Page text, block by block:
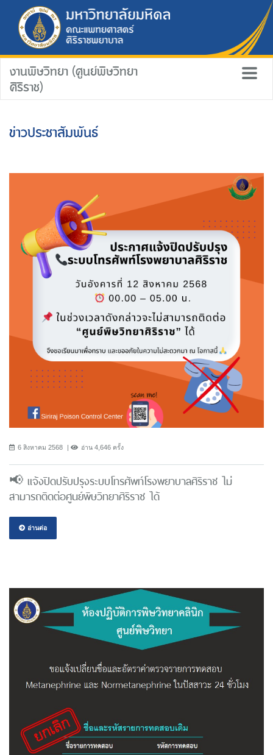
งานพิษวิทยา (ศูนย์พิษวิทยา
ศิริราช)
ข่าวประชาสัมพันธ์
6 สิงหาคม 2568 อ่าน 4,646 ครั้ง
📢 แจ้งปิดปรับปรุงระบบโทรศัพท์โรงพยาบาลศิริราช ไม่
สามารถติดต่อศูนย์พิษวิทยาศิริราช ได้
อ่านต่อ